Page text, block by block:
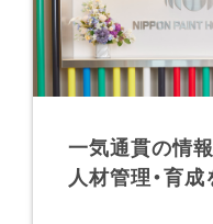
一気通貫の情
人材管理・育